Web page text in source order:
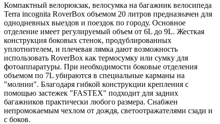
Компактный велорюкзак, велосумка на багажник велосипеда
Terra incognita RoverBox объемом 20 литров предназначен для
однодневных выездов и поездок по городу. Основное
отделение имеет регулируемый объем от 6L до 9L. Жесткая
конструкция боковых стенок, продублированных
уплотнителем, и плечевая лямка дают возможность
использовать RoverBox как термосумку или сумку для
фотоаппаратуры. При необходимости боковые отделения
объемом по 7L убираются в специальные карманы на
"молнии". Благодаря гибкой конструкции крепления с
помощью застежек "FASTEX" подходит для задних
багажников практически любого размера. Снабжен
непромокаемым чехлом от дождя, светоотражателями сзади и
с боков.